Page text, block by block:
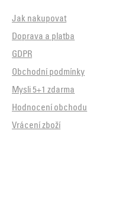
Jak nakupovat
Doprava a platba
GDPR
Obchodní podmínky
Mysli 5+1 zdarma
Hodnocení obchodu
Vrácení zboží